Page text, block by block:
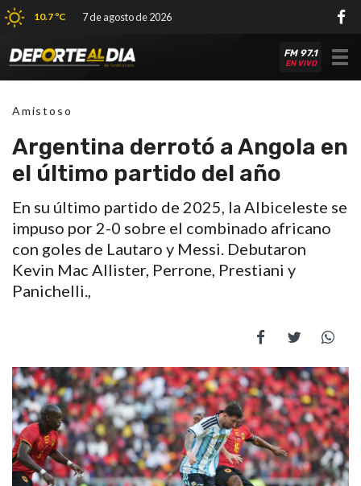
10.7 ºC 7 de agosto de 2026
FM 97.1
EN VIVO
Amistoso
Argentina derrotó a Angola en
el último partido del año
En su último partido de 2025, la Albiceleste se
impuso por 2-0 sobre el combinado africano
con goles de Lautaro y Messi. Debutaron
Kevin Mac Allister, Perrone, Prestiani y
Panichelli.,